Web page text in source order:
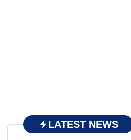
LATEST NEWS